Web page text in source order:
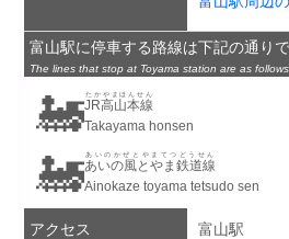
富山駅に停車する路線は下記の通り
The lines that stop at Toyama station are as
🚂JR高山本線
たかやまほんせん
Takayama honsen
🚂あいの風とやま鉄道線
あいのかぜとやまてつどうせん
Ainokaze toyama tetsudo sen
アクセス 富山駅